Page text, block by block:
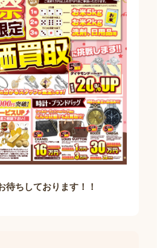
待ちしております！！